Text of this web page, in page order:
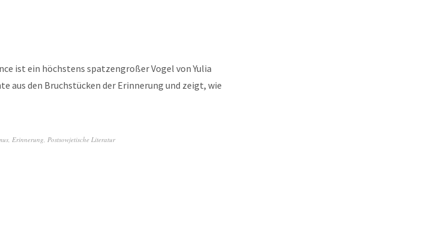
ist ein höchstens spatzengroßer Vogel von Yulia
aus den Bruchstücken der Erinnerung und zeigt, wie
Erinnerung Postsowjetische Literatur